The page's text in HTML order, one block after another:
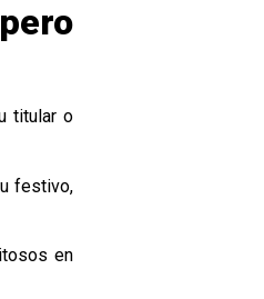
titular o
festivo,
en